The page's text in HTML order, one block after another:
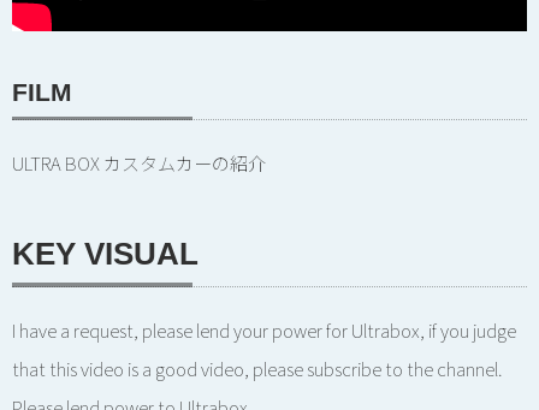
FILM
ULTRA BOX カスタムカーの紹介
KEY VISUAL
I have a request, please lend your power for Ultrabox, if you judge
that this video is a good video, please subscribe to the channel.